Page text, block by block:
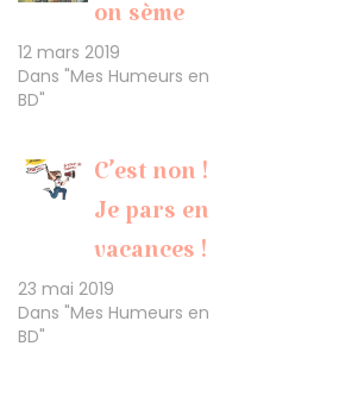
on sème
12 mars 2019
Dans "Mes Humeurs en
BD"
C’est non !
Je pars en
vacances !
23 mai 2019
Dans "Mes Humeurs en
BD"